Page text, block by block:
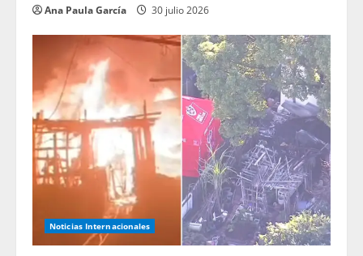
Ana Paula García 30 julio 2026
Noticias Internacionales